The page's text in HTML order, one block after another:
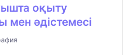
оқыту
мен әдістемесі